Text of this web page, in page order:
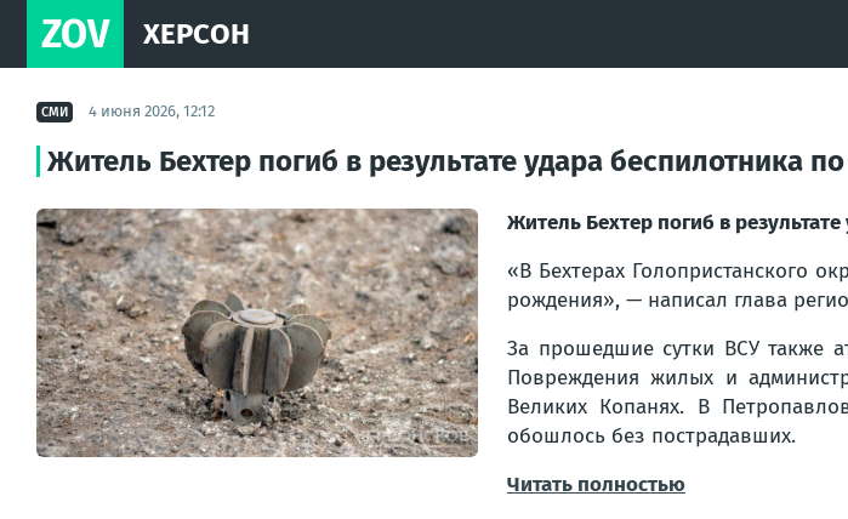
ZOV ХЕРСОН
СМИ 4 июня 2026, 12:12
Житель Бехтер погиб в результате удара беспилотника
Житель Бехтер погиб в
«В Бехтерах Голопристанского
рождения», — написал глава
За прошедшие сутки ВСУ также
Повреждения жилых и
Великих Копанях. В
обошлось без пострадавших.
Читать полностью